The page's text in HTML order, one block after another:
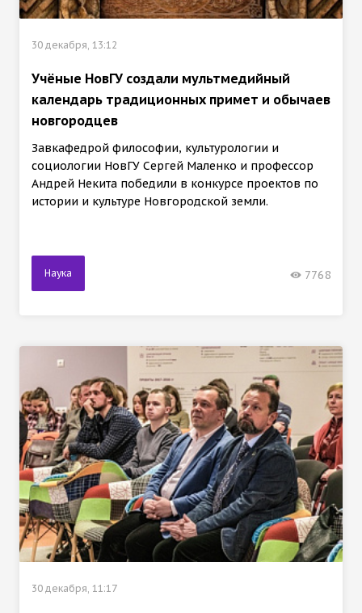
30 декабря, 13:12
Учёные НовГУ создали мультмедийный
календарь традиционных примет и обычаев
новгородцев
Завкафедрой философии, культурологии и
социологии НовГУ Сергей Маленко и профессор
Андрей Некита победили в конкурсе проектов по
истории и культуре Новгородской земли.
Наука 7768
30 декабря, 11:17